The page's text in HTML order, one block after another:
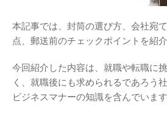
本記事では、封筒の選び方、会社宛
点、郵送前のチェックポイントを紹
今回紹介した内容は、就職や転職に
く、就職後にも求められるであろう
ビジネスマナーの知識を含んでいます